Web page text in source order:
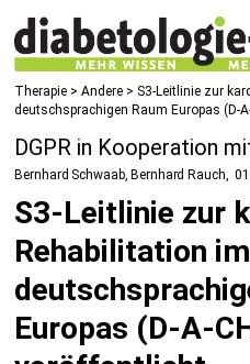
Therapie >Andere > S3-Leitlinie zur
deutschsprachigen Raum Europas (D-
DGPR in Kooperation
Bernhard Schwaab, Bernhard Rauch
S3-Leitlinie zur
Rehabilitation im
Europas (D-A-